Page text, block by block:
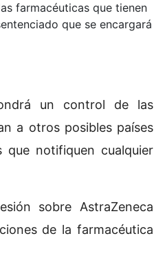
farmacéuticas que tienen
que se encargará
un control de las
a otros posibles países
que notifiquen cualquier
sobre AstraZeneca
de la farmacéutica